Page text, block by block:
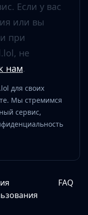
Если у вас
или вы
при
не
нам.
для своих
Мы стремимся
сервис,
FAQ